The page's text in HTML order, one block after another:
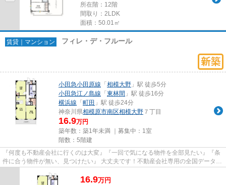
所在階：12階
間取り：2LDK
面積：50.01㎡
賃貸｜マンション フィレ・デ・フルール
小田急小田原線 「 相模大野 」駅 徒歩5分
小田急江ノ島線 「 東林間 」駅 徒歩16分
横浜線 「 町田 」駅 徒歩24分
神奈川県相模原市南区相模大野 ７丁目
16.9万円
築年数：築1年未満 ｜募集中： 1室
階数：5階建
『何度も不動産会社に行くのは大変』『一回で気になる物件を全部見たい』『条
件に合う物件が無い、見つけたい』 大丈夫です！不動産会社専用の全国データベ
16.9万円